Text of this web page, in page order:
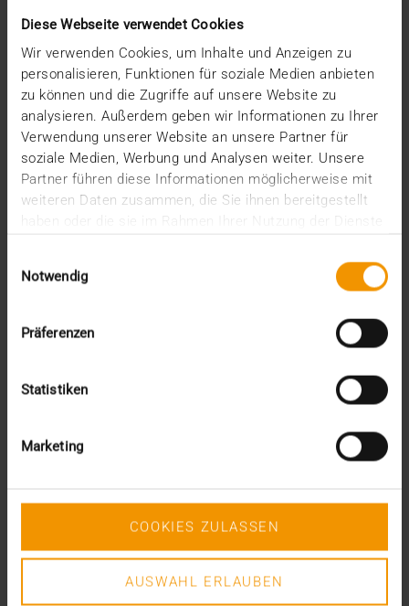
Diese Webseite verwendet Cookies
Wir verwenden Cookies, um Inhalte und Anzeigen zu
personalisieren, Funktionen für soziale Medien anbieten
zu können und die Zugriffe auf unsere Website zu
analysieren. Außerdem geben wir Informationen zu Ihrer
Verwendung unserer Website an unsere Partner für
soziale Medien, Werbung und Analysen weiter. Unsere
Partner führen diese Informationen möglicherweise mit
weiteren Daten zusammen, die Sie ihnen bereitgestellt
Notwendig
Präferenzen
Statistiken
Marketing
COOKIES ZULASSEN
AUSWAHL ERLAUBEN
Mai (2)
März (2)
Februar (4)
Januar (2)
2024
Dezember (1)
November (1)
Oktober (3)
August (1)
April (4)
Februar (3)
Dezember (5)
August (3)
März (3)
Februar (3)
Januar (3)